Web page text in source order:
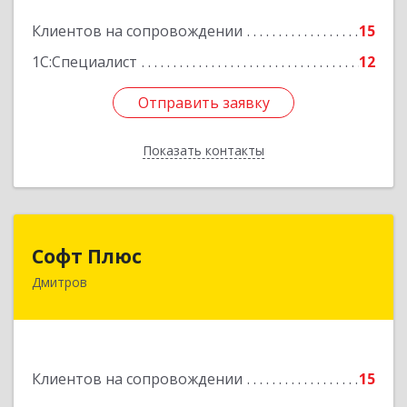
Клиентов на сопровождении
15
1С:Специалист
12
Отправить заявку
Показать контакты
Отправить заявку
Назад
Софт Плюс
Дмитров
Клиентов на сопровождении 15
141851, Московская обл, г.о. Дмитровский,